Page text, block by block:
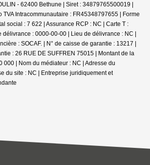
- 62400 Bethune | Siret : 34879765500019 |
TVA Intracommunautaire : FR45348797655 | Forme
social : 7 622 | Assurance RCP : NC | Carte T :
délivrance : 0000-00-00 | Lieu de délivrance : NC |
: SOCAF. | N° de caisse de garantie : 13217 |
: 26 RUE DE SUFFREN 75015 | Montant de la
000 | Nom du médiateur : NC | Adresse du
du site : NC | Entreprise juridiquement et